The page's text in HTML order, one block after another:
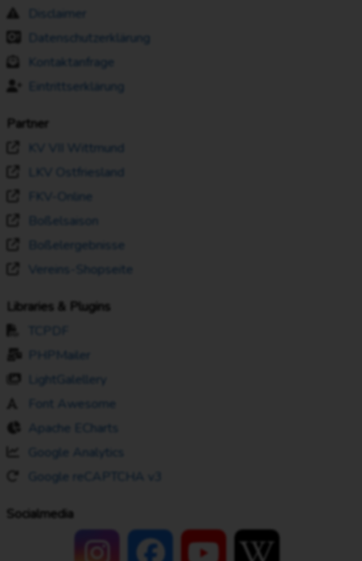
Disclaimer
Datenschutzerklärung
Kontaktanfrage
Eintrittserklärung
Partner
KV VII Wittmund
LKV Ostfriesland
FKV-Online
Boßelsaison
Boßelergebnisse
Vereins-Shopseite
Libraries & Plugins
PHPMailer
LightGalellery
Font Awesome
Apache ECharts
Google Analytics
Google reCAPTCHA v3
Socialmedia